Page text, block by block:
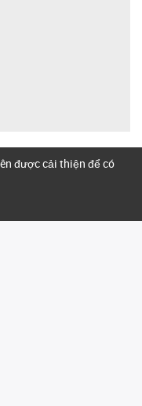
được cải thiện để có